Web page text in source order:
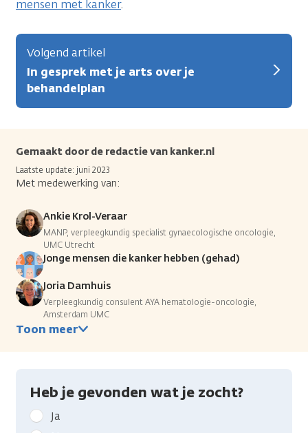
mensen met kanker.
Volgend artikel
In gesprek met je arts over je
behandelplan
Gemaakt door de redactie van kanker.nl
Laatste update: juni 2023
Met medewerking van:
Ankie Krol-Veraar
MANP, verpleegkundig specialist gynaecologische oncologie,
UMC Utrecht
Jonge mensen die kanker hebben (gehad)
Joria Damhuis
Verpleegkundig consulent AYA hematologie-oncologie,
Amsterdam UMC
Toon meer
Heb je gevonden wat je zocht?
Geef
kanker.nl
Ja